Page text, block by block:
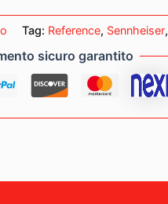
Tag: Reference, Sennheiser,
sicuro garantito